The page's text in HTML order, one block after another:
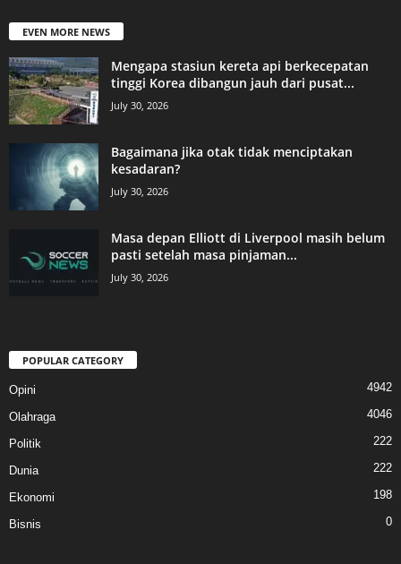
EVEN MORE NEWS
Mengapa stasiun kereta api berkecepatan
tinggi Korea dibangun jauh dari pusat...
July 30, 2026
Bagaimana jika otak tidak menciptakan
kesadaran?
July 30, 2026
Masa depan Elliott di Liverpool masih belum
pasti setelah masa pinjaman...
July 30, 2026
POPULAR CATEGORY
Opini 4942
Olahraga 4046
Politik 222
Dunia 222
Ekonomi 198
Bisnis 0